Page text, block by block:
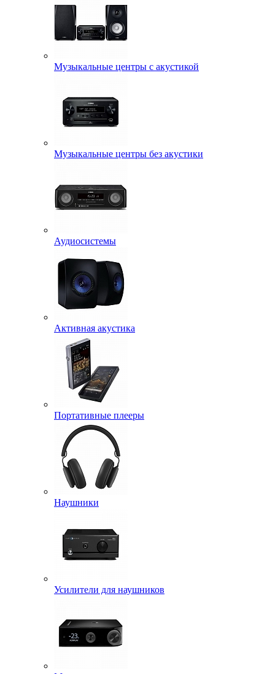
Музыкальные центры с акустикой
Музыкальные центры без акустики
Аудиосистемы
Активная акустика
Портативные плееры
Наушники
Усилители для наушников